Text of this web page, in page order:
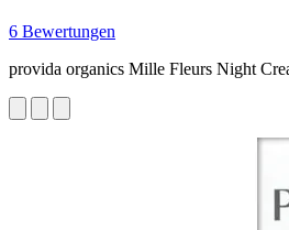
6 Bewertungen
provida organics Mille Fleurs Night